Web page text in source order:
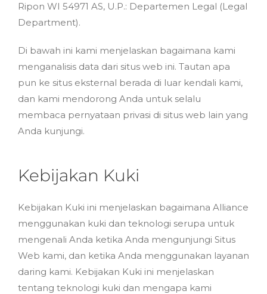
Ripon WI 54971 AS, U.P.: Departemen Legal (Legal
Department).
Di bawah ini kami menjelaskan bagaimana kami
menganalisis data dari situs web ini. Tautan apa
pun ke situs eksternal berada di luar kendali kami,
dan kami mendorong Anda untuk selalu
membaca pernyataan privasi di situs web lain yang
Anda kunjungi.
Kebijakan Kuki
Kebijakan Kuki ini menjelaskan bagaimana Alliance
menggunakan kuki dan teknologi serupa untuk
mengenali Anda ketika Anda mengunjungi Situs
Web kami, dan ketika Anda menggunakan layanan
daring kami. Kebijakan Kuki ini menjelaskan
tentang teknologi kuki dan mengapa kami